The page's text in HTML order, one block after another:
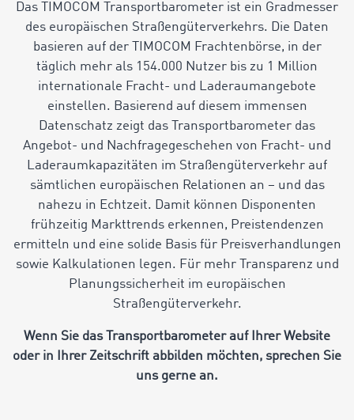
Das TIMOCOM Transportbarometer ist ein Gradmesser
des europäischen Straßengüterverkehrs. Die Daten
basieren auf der TIMOCOM Frachtenbörse, in der
täglich mehr als 154.000 Nutzer bis zu 1 Million
internationale Fracht- und Laderaumangebote
einstellen. Basierend auf diesem immensen
Datenschatz zeigt das Transportbarometer das
Angebot- und Nachfragegeschehen von Fracht- und
Laderaumkapazitäten im Straßengüterverkehr auf
sämtlichen europäischen Relationen an – und das
nahezu in Echtzeit. Damit können Disponenten
frühzeitig Markttrends erkennen, Preistendenzen
ermitteln und eine solide Basis für Preisverhandlungen
sowie Kalkulationen legen. Für mehr Transparenz und
Planungssicherheit im europäischen
Straßengüterverkehr.
Wenn Sie das Transportbarometer auf Ihrer Website
oder in Ihrer Zeitschrift abbilden möchten, sprechen Sie
uns gerne an.